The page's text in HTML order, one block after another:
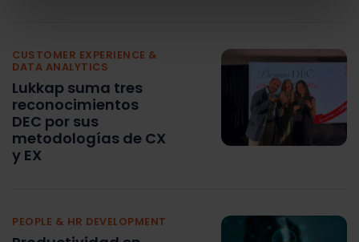
CUSTOMER EXPERIENCE &
DATA ANALYTICS
Lukkap suma tres
reconocimientos
DEC por sus
metodologías de CX
y EX
PEOPLE & HR DEVELOPMENT